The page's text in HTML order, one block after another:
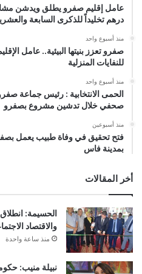
درهم تخليداً للذكرى السابعة
منذ أسبوع واحد
صفرو تعزز بنيتها البيئية.. عامل
للنفايات المنزلية
منذ أسبوع واحد
الحمى الانتخابية : رئيس جماعة
صحفي خلال تدشين مشروع بصفرو
منذ أسبوعين
فتح تحقيق في وفاة طبيب يعمل
بمدينة فاس
أخر المقالات
الحسيمة:
والاقتصاد
منذ ساعة واحدة
نبيلة منيب: